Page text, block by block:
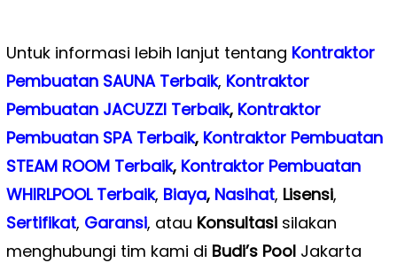
Untuk informasi lebih lanjut tentang Kontraktor
Pembuatan SAUNA Terbaik, Kontraktor
Pembuatan JACUZZI Terbaik,Kontraktor
Pembuatan SPA Terbaik,Kontraktor Pembuatan
STEAM ROOM Terbaik, Kontraktor Pembuatan
WHIRLPOOL Terbaik, Biaya, Nasihat, Lisensi,
Sertifikat, Garansi, atau Konsultasisilakan
menghubungi tim kami di Budi’s PoolJakarta